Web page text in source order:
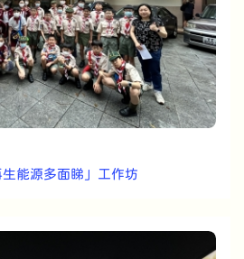
能源多面睇」工作坊